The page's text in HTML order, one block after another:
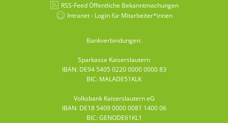
RSS-Feed Öffentliche Bekanntmachungen
Intranet - Login für Mitarbeiter*innen
Bankverbindungen:
Sparkasse Kaiserslautern
IBAN: DE94 5405 0220 0000 0000 83
BIC: MALADE51KLK
Volksbank Kaiserslautern eG
IBAN: DE18 5409 0000 0081 1400 06
BIC: GENODE61KL1